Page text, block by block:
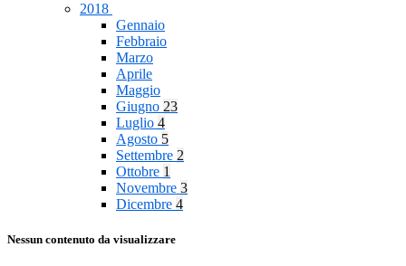
2018
Gennaio
Febbraio
Marzo
Aprile
Maggio
Giugno 23
Luglio 4
Agosto 5
Settembre 2
Ottobre 1
Novembre 3
Dicembre 4
Nessun contenuto da visualizzare